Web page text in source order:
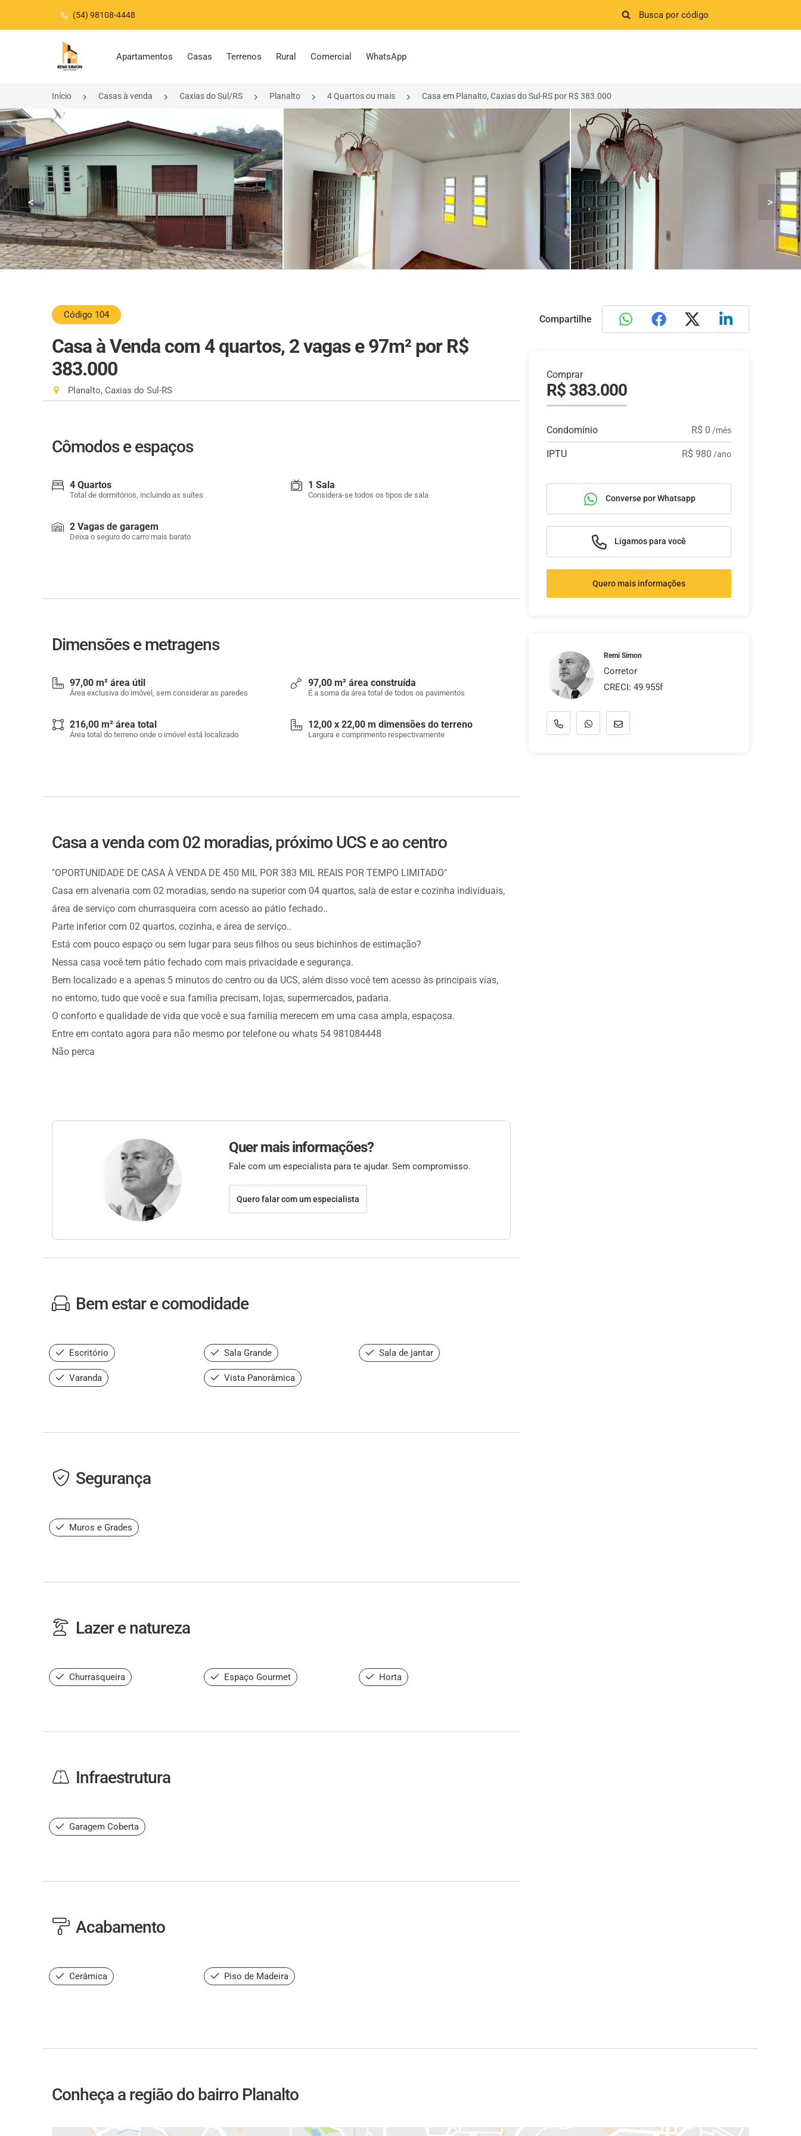
(54) 98108-4448
Página inicial
Apartamentos Casas Terrenos Rural Comercial WhatsApp
Início Casas à venda Caxias do Sul/RS Planalto 4 Quartos ou mais Casa em Planalto, Caxias do Sul-RS por R$ 383.000
< >
Código 104
Casa à Venda com 4 quartos, 2 vagas e 97m² por R$
383.000
Planalto, Caxias do Sul-RS
Cômodos e espaços
4 Quartos
Total de dormitórios, incluindo as suítes
1 Sala
Considera-se todos os tipos de sala
2 Vagas de garagem
Deixa o seguro do carro mais barato
Dimensões e metragens
97,00 m² área útil
Área exclusiva do imóvel, sem considerar as paredes
97,00 m² área construída
É a soma da área total de todos os pavimentos
216,00 m² área total
Área total do terreno onde o imóvel está localizado
12,00 x 22,00 m dimensões do terreno
Largura e comprimento respectivamente
Casa a venda com 02 moradias, próximo UCS e ao centro
"OPORTUNIDADE DE CASA À VENDA DE 450 MIL POR 383 MIL REAIS POR TEMPO LIMITADO"
Casa em alvenaria com 02 moradias, sendo na superior com 04 quartos, sala de estar e cozinha individuais,
área de serviço com churrasqueira com acesso ao pátio fechado..
Parte inferior com 02 quartos, cozinha, e área de serviço..
Está com pouco espaço ou sem lugar para seus filhos ou seus bichinhos de estimação?
Nessa casa você tem pátio fechado com mais privacidade e segurança.
Bem localizado e a apenas 5 minutos do centro ou da UCS, além disso você tem acesso às principais vias,
no entorno, tudo que você e sua família precisam, lojas, supermercados, padaria.
O conforto e qualidade de vida que você e sua família merecem em uma casa ampla, espaçosa.
Entre em contato agora para não mesmo por telefone ou whats 54 981084448
Não perca
Quer mais informações?
Fale com um especialista para te ajudar. Sem compromisso.
Quero falar com um especialista
Bem estar e comodidade
Escritório Sala Grande Sala de jantar
Varanda Vista Panorâmica
Segurança
Muros e Grades
Lazer e natureza
Churrasqueira Espaço Gourmet Horta
Infraestrutura
Garagem Coberta
Acabamento
Cerâmica Piso de Madeira
Compartilhe
Comprar
R$ 383.000
Condomínio R$ 0 /mês
IPTU R$ 980 /ano
Converse por Whatsapp
Ligamos para você
Quero mais informações
Remi Simon
Corretor
CRECI: 49.955f
Conheça a região do bairro Planalto